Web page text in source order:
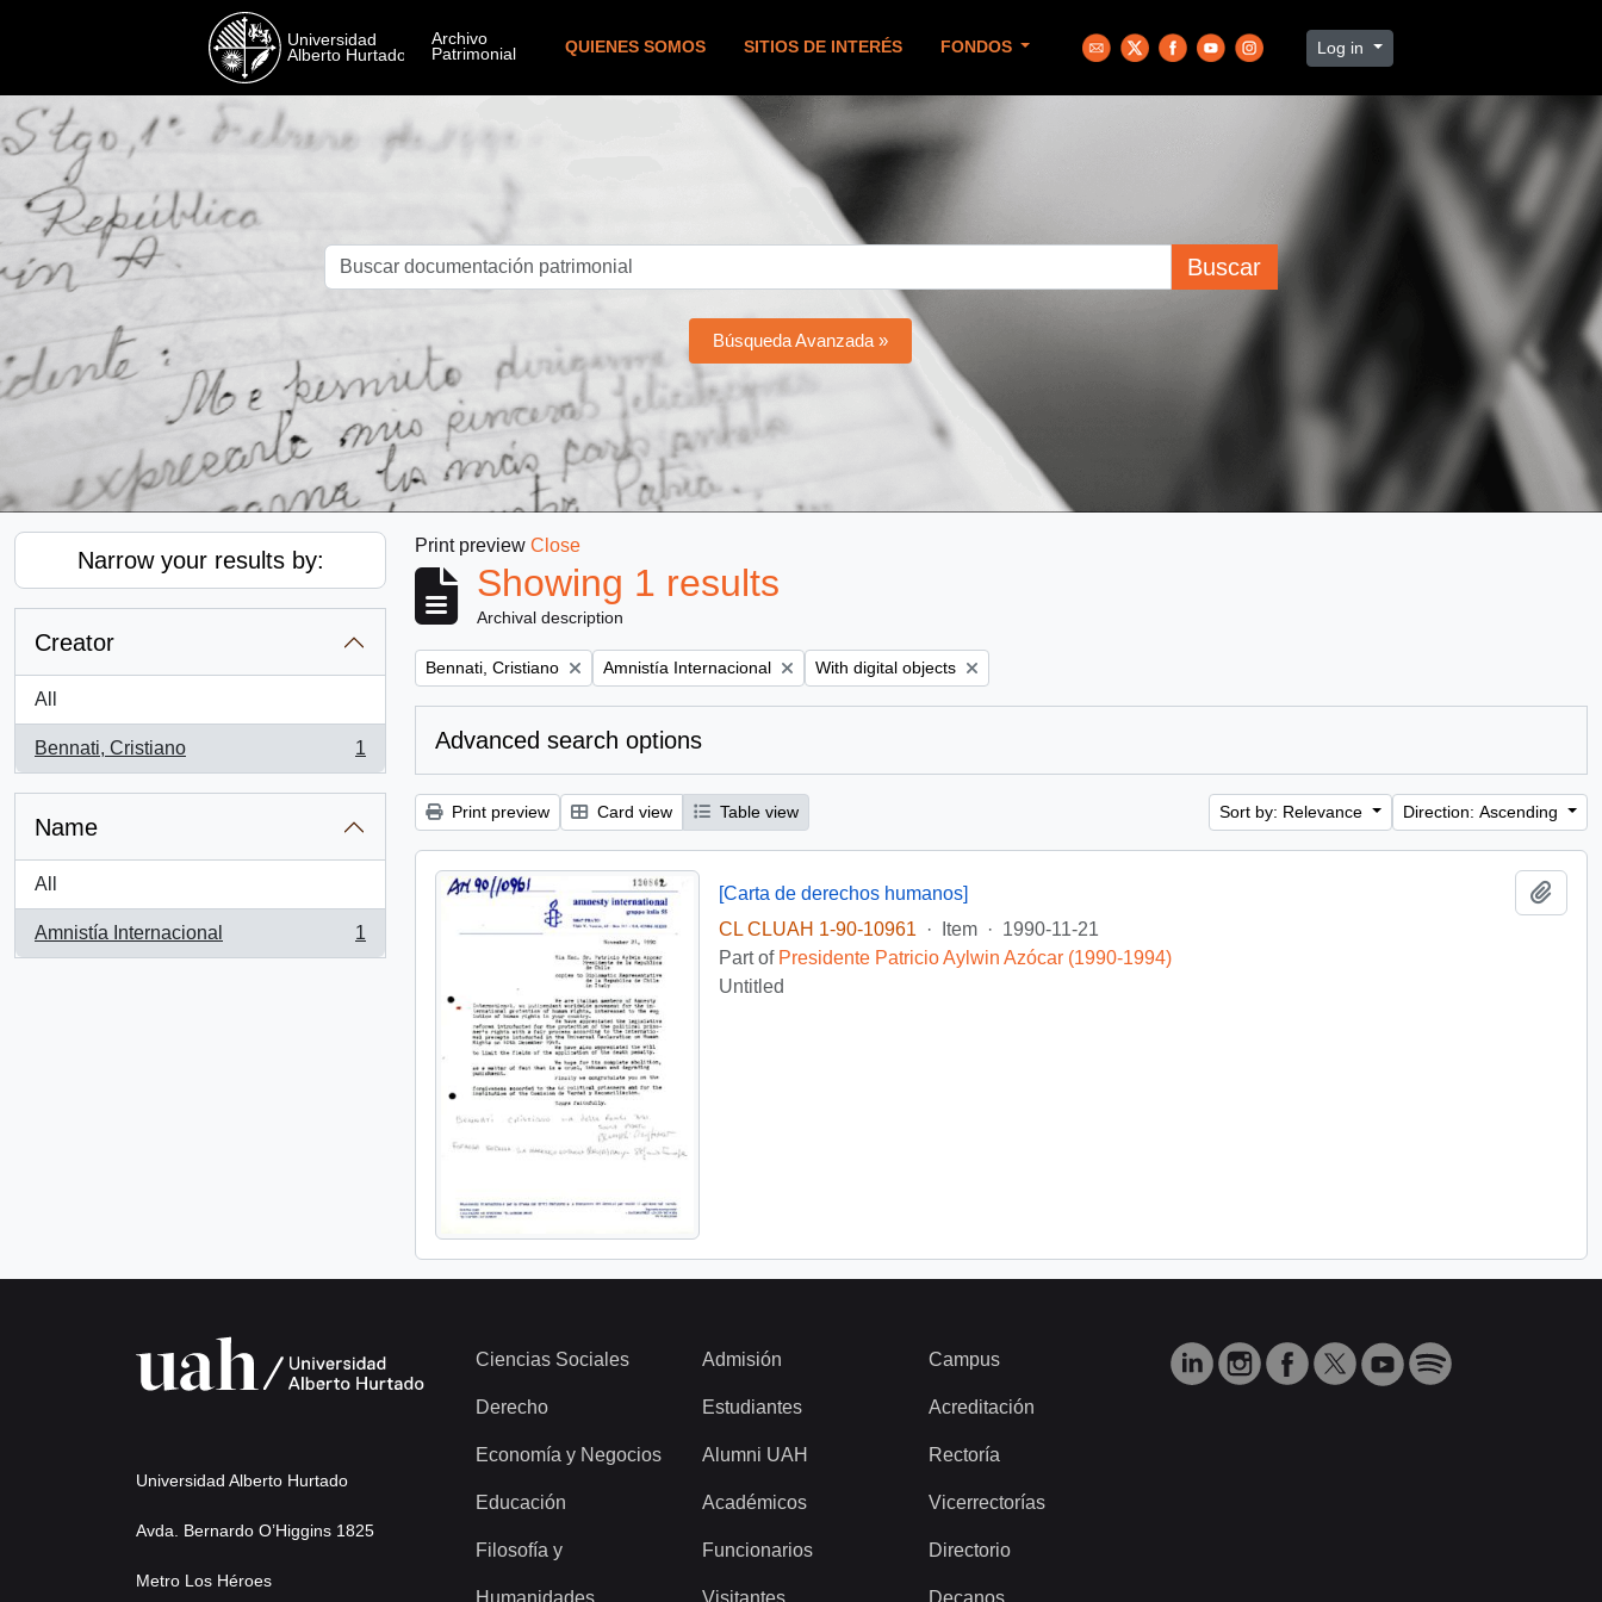
QUIENES SOMOS SITIOS DE INTERÉS FONDOS Log in
Buscar
Búsqueda Avanzada »
Narrow your results by:
Creator
All
Bennati, Cristiano
, 1 results
1
Name
All
Amnistía Internacional
, 1 results
1
Print preview Close
Showing 1 results
Archival description
Remove filter:
Bennati, Cristiano Remove filter:
Amnistía Internacional Remove filter:
With digital objects
Advanced search options
Print preview Card view Table view Sort by: Relevance Direction: Ascending
[Carta de derechos humanos]
CL CLUAH 1-90-10961
· Item · 1990-11-21
Part of Presidente Patricio Aylwin Azócar (1990-1994)
Untitled
Universidad Alberto Hurtado
Avda. Bernardo O’Higgins 1825
Metro Los Héroes
Ciencias Sociales
Derecho
Economía y Negocios
Educación
Filosofía y
Humanidades
Admisión
Estudiantes
Alumni UAH
Académicos
Funcionarios
Visitantes
Campus
Acreditación
Rectoría
Vicerrectorías
Directorio
Decanos